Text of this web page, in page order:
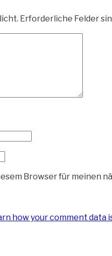
Erforderliche Felder
Browser für meinen
how your comment data